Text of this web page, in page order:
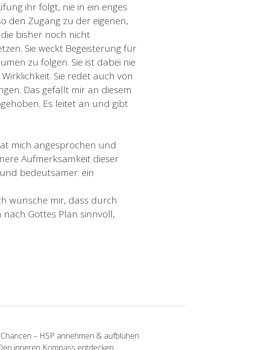
ihr folgt, nie in ein enges
den Zugang zu der eigenen,
bisher noch nicht
Sie weckt Begeisterung für
zu folgen. Sie ist dabei nie
Sie redet auch von
Das gefällt mir an diesem
Es leitet an und gibt
mich angesprochen und
Aufmerksamkeit dieser
bedeutsamer: ein
wünsche mir, dass durch
nach Gottes Plan sinnvoll,
– HSP annehmen & aufblühen
inneren Kompass entdecken